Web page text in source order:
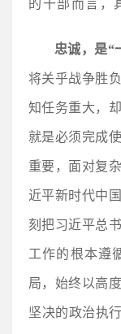
的干部而言，
忠诚，是“
将关乎战争胜
知任务重大，
就是必须完成
重要，面对复
近平新时代中
刻把习近平总
工作的根本遵
局，始终以高
坚决的政治执